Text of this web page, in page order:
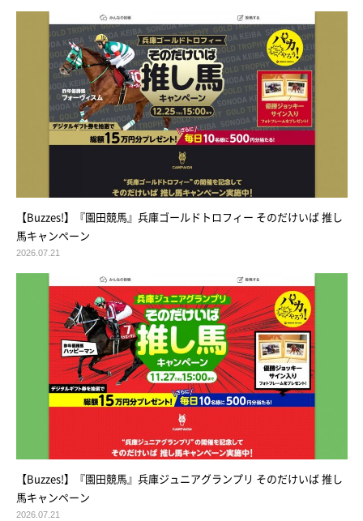
【Buzzes!】『園田競馬』兵庫ゴールドトロフィー そのだけいば 推し
馬キャンペーン
2026.07.21
【Buzzes!】『園田競馬』兵庫ジュニアグランプリ そのだけいば 推し
馬キャンペーン
2026.07.21